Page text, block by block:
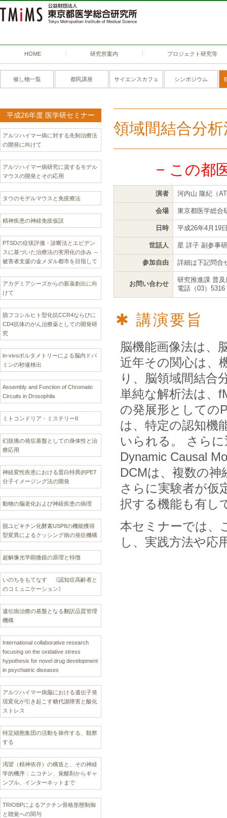
HOME 研究所案内 プロジェクト研究等
催し物一覧 都民講座 サイエンスカフェ シンポジウム
平成26年度 医学研セミナー
アルツハイマー病に対する先制治療法
の開発に向けて
アルツハイマー病研究に資するモデル
マウスの開発とその応用
タウのモデルマウスと免疫療法
精神疾患の神経免疫仮説
PTSDの症状評価・診断法とエビデン
スに基づいた治療法の実用化の歩み ～
被害者支援の金メダル都市を目指して
アカデミアシーズからの新薬創出に向
けて
脱フコシルヒト型化抗CCR4ならびに
CD4抗体のがん治療薬としての開発研
究
in-vivoボルタメトリーによる脳内ドパ
ミンの秒速検出
Assembly and Function of Chromatic
Circuits in Drosophila
ミトコンドリア・ミステリーII
幻肢痛の発症基盤としての身体性と治
療応用
神経変性疾患における蛋白特異的PET
分子イメージング法の開発
動物の脳老化および神経疾患の病理
脱ユビキチン化酵素USP8の機能獲得
型変異によるクッシング病の発症機構
超解像光学顕微鏡の原理と特徴
いのちをもてなす 《認知症高齢者と
のコミュニケーション》
遺伝病治療の基盤となる翻訳品質管理
機構
International collaborative research
focusing on the oxidative stress
hypothesis for novel drug development
in psychiatric diseases
アルツハイマー病脳における遺伝子発
現変化が引き起こす糖代謝障害と酸化
ストレス
特定細胞集団の活動を操作する、観察
する
渇望（精神依存）の構造と、その神経
学的機序：ニコチン、覚醒剤からギャ
ンブル、インターネットまで
TRIOBPによるアクチン骨格形態制御
と聴覚への関与
領域間結合分
− この都
演者 河内山 隆紀（
会場 東京都医学総合
日時 平成26年4月19
世話人 星 詳子 副参事
参加自由 詳細は下記問合
お問い合わせ
研究推進課 普及
電話（03）5316
講演要旨
脳機能画像法は、
近年その関心は、
り、脳領域間結合
単純な解析法は、
の発展形としての
は、特定の認知機
いられる。 さら
Dynamic Causal
DCMは、複数の
さらに実験者が仮
択する機能も有し
本セミナーでは、
し、実践方法や応